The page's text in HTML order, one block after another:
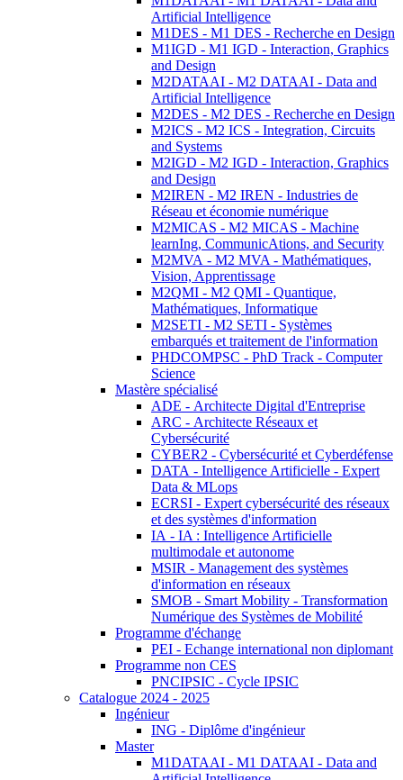
Artificial Intelligence
M1DES - M1 DES - Recherche en Design
M1IGD - M1 IGD - Interaction, Graphics
and Design
M2DATAAI - M2 DATAAI - Data and
Artificial Intelligence
M2DES - M2 DES - Recherche en Design
M2ICS - M2 ICS - Integration, Circuits
and Systems
M2IGD - M2 IGD - Interaction, Graphics
and Design
M2IREN - M2 IREN - Industries de
Réseau et économie numérique
M2MICAS - M2 MICAS - Machine
learnIng, CommunicAtions, and Security
M2MVA - M2 MVA - Mathématiques,
Vision, Apprentissage
M2QMI - M2 QMI - Quantique,
Mathématiques, Informatique
M2SETI - M2 SETI - Systèmes
embarqués et traitement de l'information
PHDCOMPSC - PhD Track - Computer
Science
Mastère spécialisé
ADE - Architecte Digital d'Entreprise
ARC - Architecte Réseaux et
Cybersécurité
CYBER2 - Cybersécurité et Cyberdéfense
DATA - Intelligence Artificielle - Expert
Data & MLops
ECRSI - Expert cybersécurité des réseaux
et des systèmes d'information
IA - IA : Intelligence Artificielle
multimodale et autonome
MSIR - Management des systèmes
d'information en réseaux
SMOB - Smart Mobility - Transformation
Numérique des Systèmes de Mobilité
Programme d'échange
PEI - Echange international non diplomant
Programme non CES
PNCIPSIC - Cycle IPSIC
Catalogue 2024 - 2025
Ingénieur
ING - Diplôme d'ingénieur
Master
M1DATAAI - M1 DATAAI - Data and